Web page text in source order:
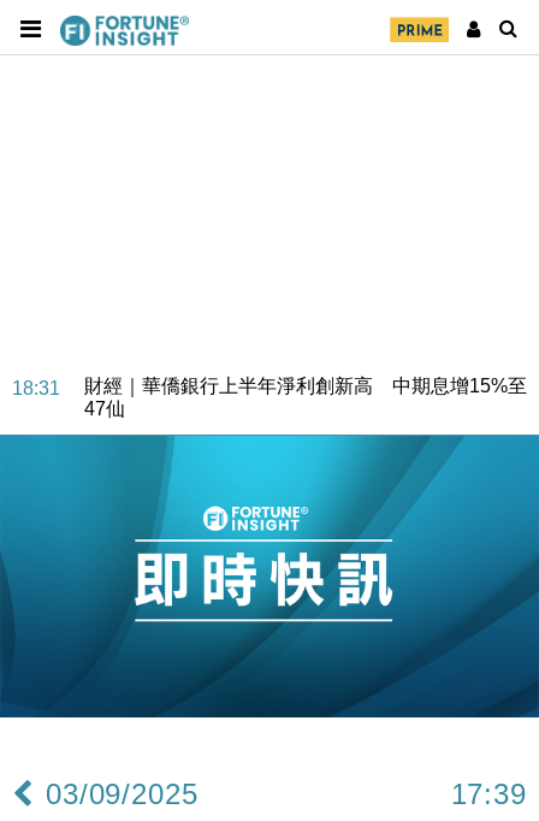
18:31
財經｜華僑銀行上半年淨利創新高 中期息增15%至
47仙
財經｜滙豐上調香港今年GDP預測至4.5% 看好貿易
及消費表現
本地｜假冒內地執法人員要求交「保證金」 43歲女子
損失近6900萬元
財經｜日經失守6.5萬點後回穩 全周仍升近2%
15:47
財經｜恒隆10月換帥 玩具「反」斗城亞洲CEO蔡德
財經｜韓股反覆波動收跌 連挫7周創逾3年最長跌勢
12:44
財經｜日本春季三度入市撐日圓 4月單日斥6.28萬億
03/09/2025 17:39